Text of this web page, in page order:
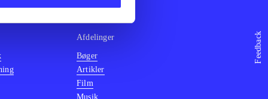
Feedback
Afdelinger
Bøger
Artikler
Film
Musik